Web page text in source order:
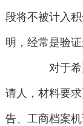
段将不被计入
明，经常是验
对于希
请人，材料要
告、工商档案